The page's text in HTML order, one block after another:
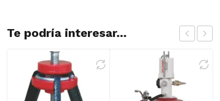
Te podría interesar...